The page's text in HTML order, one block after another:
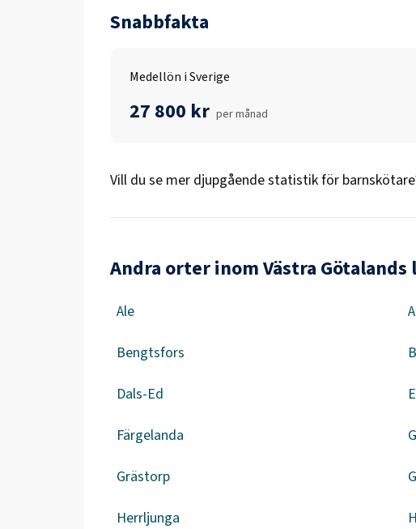
Snabbfakta
Medellön i Sverige
27 800 kr per månad
Vill du se mer djupgående statistik för barnskötare
Andra orter inom Västra Götalands
Ale
Bengtsfors
Dals-Ed
Färgelanda
Grästorp
Herrljunga